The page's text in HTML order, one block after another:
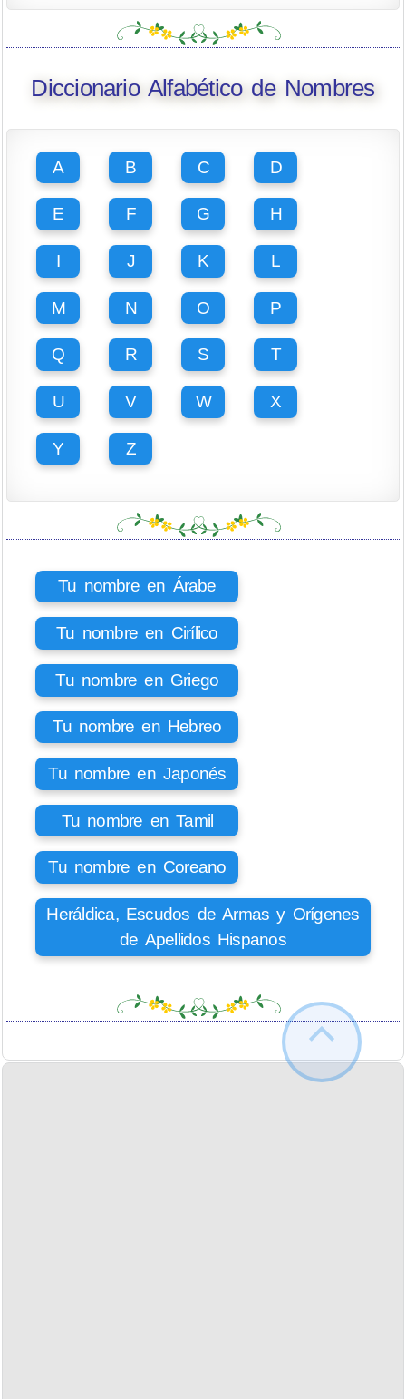
Diccionario Alfabético de Nombres
A B C D
E F G H
I J K L
M N O P
Q R S T
U V W X
Y Z
Tu nombre en Árabe
Tu nombre en Cirílico
Tu nombre en Griego
Tu nombre en Hebreo
Tu nombre en Japonés
Tu nombre en Tamil
Tu nombre en Coreano
Heráldica, Escudos de Armas y Orígenes
de Apellidos Hispanos